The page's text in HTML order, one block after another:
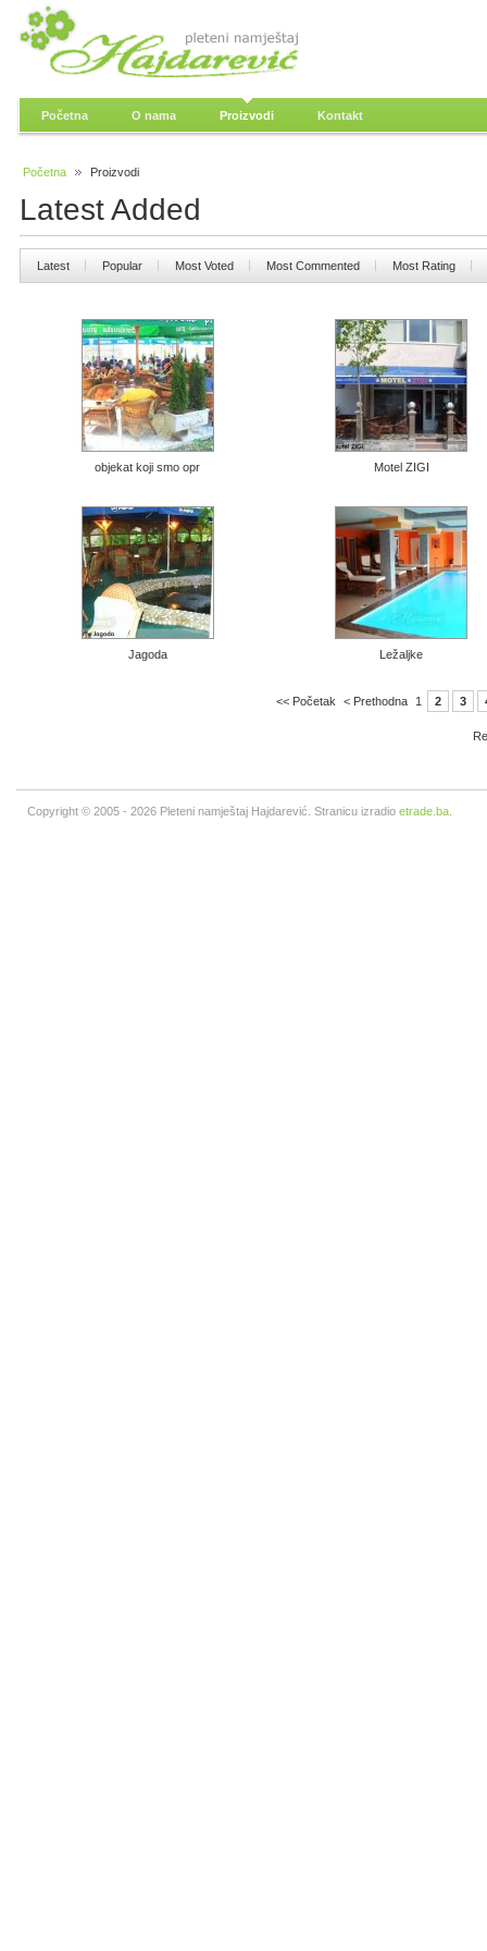
Početna O nama Proizvodi Kontakt
Početna Proizvodi
Latest Added
Latest Popular Most Voted Most Commented Most Rating
objekat koji smo opr Motel ZIGI
Jagoda Ležaljke
<< Početak < Prethodna 1 2 3
Copyright © 2005 - 2026 Pleteni namještaj Hajdarević. Stranicu izradio etrade.ba